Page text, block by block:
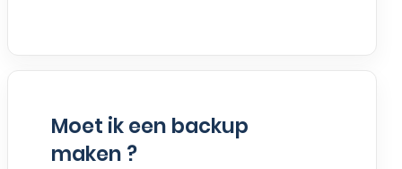
Moet ik een backup
maken ?